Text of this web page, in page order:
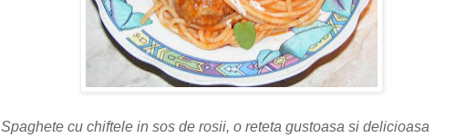
Spaghete cu chiftele in sos de rosii, o reteta gustoasa si delicioasa